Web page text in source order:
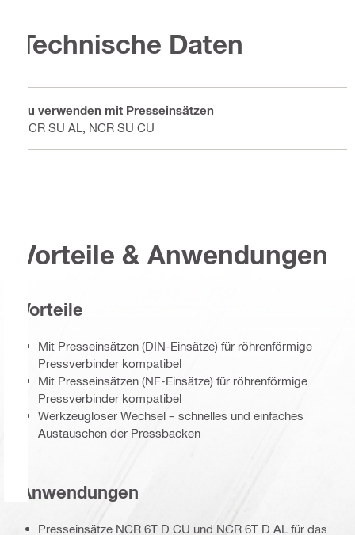
Technische Daten
Zu verwenden mit Presseinsätzen
NCR SU AL, NCR SU CU
Vorteile & Anwendungen
Vorteile
Mit Presseinsätzen (DIN-Einsätze) für röhrenförmige
Pressverbinder kompatibel
Mit Presseinsätzen (NF-Einsätze) für röhrenförmige
Pressverbinder kompatibel
Werkzeugloser Wechsel – schnelles und einfaches
Austauschen der Pressbacken
Anwendungen
Presseinsätze NCR 6T D CU und NCR 6T D AL für das